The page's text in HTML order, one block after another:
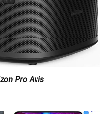
Pro Avis